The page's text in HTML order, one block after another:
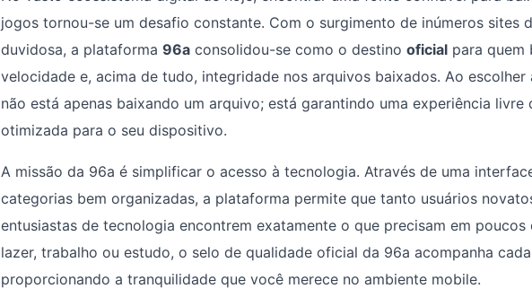
jogos tornou-se um desafio constante. Com o surgimento de inúmeros sites
duvidosa, a plataforma 96a consolidou-se como o destino oficial para quem
velocidade e, acima de tudo, integridade nos arquivos baixados. Ao escolher
não está apenas baixando um arquivo; está garantindo uma experiência livre
otimizada para o seu dispositivo.
A missão da 96a é simplificar o acesso à tecnologia. Através de uma
categorias bem organizadas, a plataforma permite que tanto usuários
entusiastas de tecnologia encontrem exatamente o que precisam em poucos
lazer, trabalho ou estudo, o selo de qualidade oficial da 96a acompanha
proporcionando a tranquilidade que você merece no ambiente mobile.